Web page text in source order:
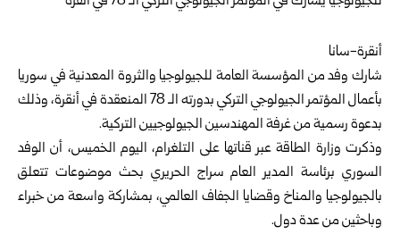
أنقرة-سانا
شارك وفد من المؤسسة العامة للجيولوجيا والثروة المعدنيةفي سوريا
بأعمال المؤتمر الجيولوجي التركي بدورته الـ 78 المنعقدة في أنقرة، وذلك
بدعوة رسمية من غرفة المهندسين الجيولوجيين التركية.
وذكرت وزارة الطاقة عبر قناتها على التلغرام، اليوم الخميس، أن الوفد
السوري برئاسة المدير العام سراج الحريري بحث موضوعات تتعلق
بالجيولوجيا والمناخ وقضايا الجفاف العالمي، بمشاركة واسعة من خبراء
وباحثين من عدة دول.